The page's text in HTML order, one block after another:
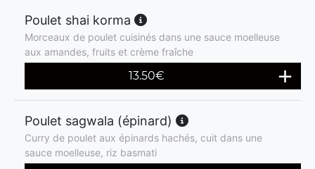
Poulet shai korma
Morceaux de poulet cuisinés dans une sauce moelleuse
aux amandes, fruits et crème fraîche
13.50€
Poulet sagwala (épinard)
Curry de poulet aux épinards hachés, cuit dans une
sauce moelleuse, riz basmati